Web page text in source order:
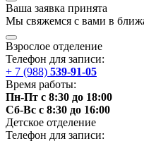
Ваша заявка принята
Мы свяжемся с вами в
Взрослое отделение
Телефон для записи:
+ 7 (988) 539-91-05
Время работы:
Пн-Пт с 8:30 до 18:00
Сб-Вс с 8:30 до 16:00
Детское отделение
Телефон для записи: